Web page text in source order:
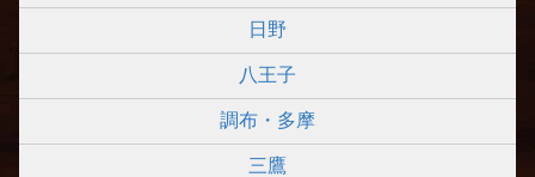
日野
八王子
調布・多摩
三鷹